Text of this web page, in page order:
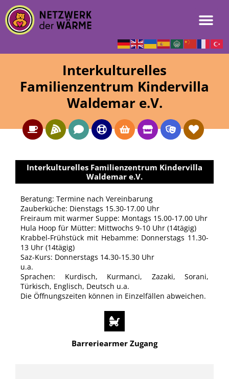
Interkulturelles
Familienzentrum Kindervilla
Waldemar e.V.
Interkulturelles Familienzentrum Kindervilla
Waldemar e.V.
Beratung: Termine nach Vereinbarung
Zauberküche: Dienstags 15.30-17.00 Uhr
Freiraum mit warmer Suppe: Montags 15.00-17.00 Uhr
Hula Hoop für Mütter: Mittwochs 9-10 Uhr (14tägig)
Krabbel-Frühstück mit Hebamme: Donnerstags 11.30-
13 Uhr (14tägig)
Saz-Kurs: Donnerstags 14.30-15.30 Uhr
u.a.
Sprachen: Kurdisch, Kurmanci, Zazaki, Sorani,
Türkisch, Englisch, Deutsch u.a.
Die Öffnungszeiten können in Einzelfällen abweichen.
Barreriearmer Zugang